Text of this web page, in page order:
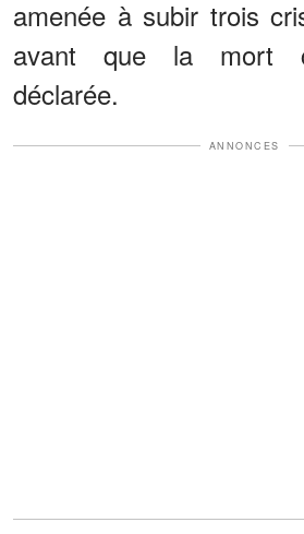
amenée à subir trois
avant que la mort
déclarée.
ANNONCES